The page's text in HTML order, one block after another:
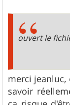
ouvert le
merci
savoir